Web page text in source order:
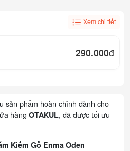
Xem chi tiết
290.000đ
sản phẩm hoàn chỉnh dành cho
hàng OTAKUL, đã được tối ưu
Kiếm Gỗ Enma Oden